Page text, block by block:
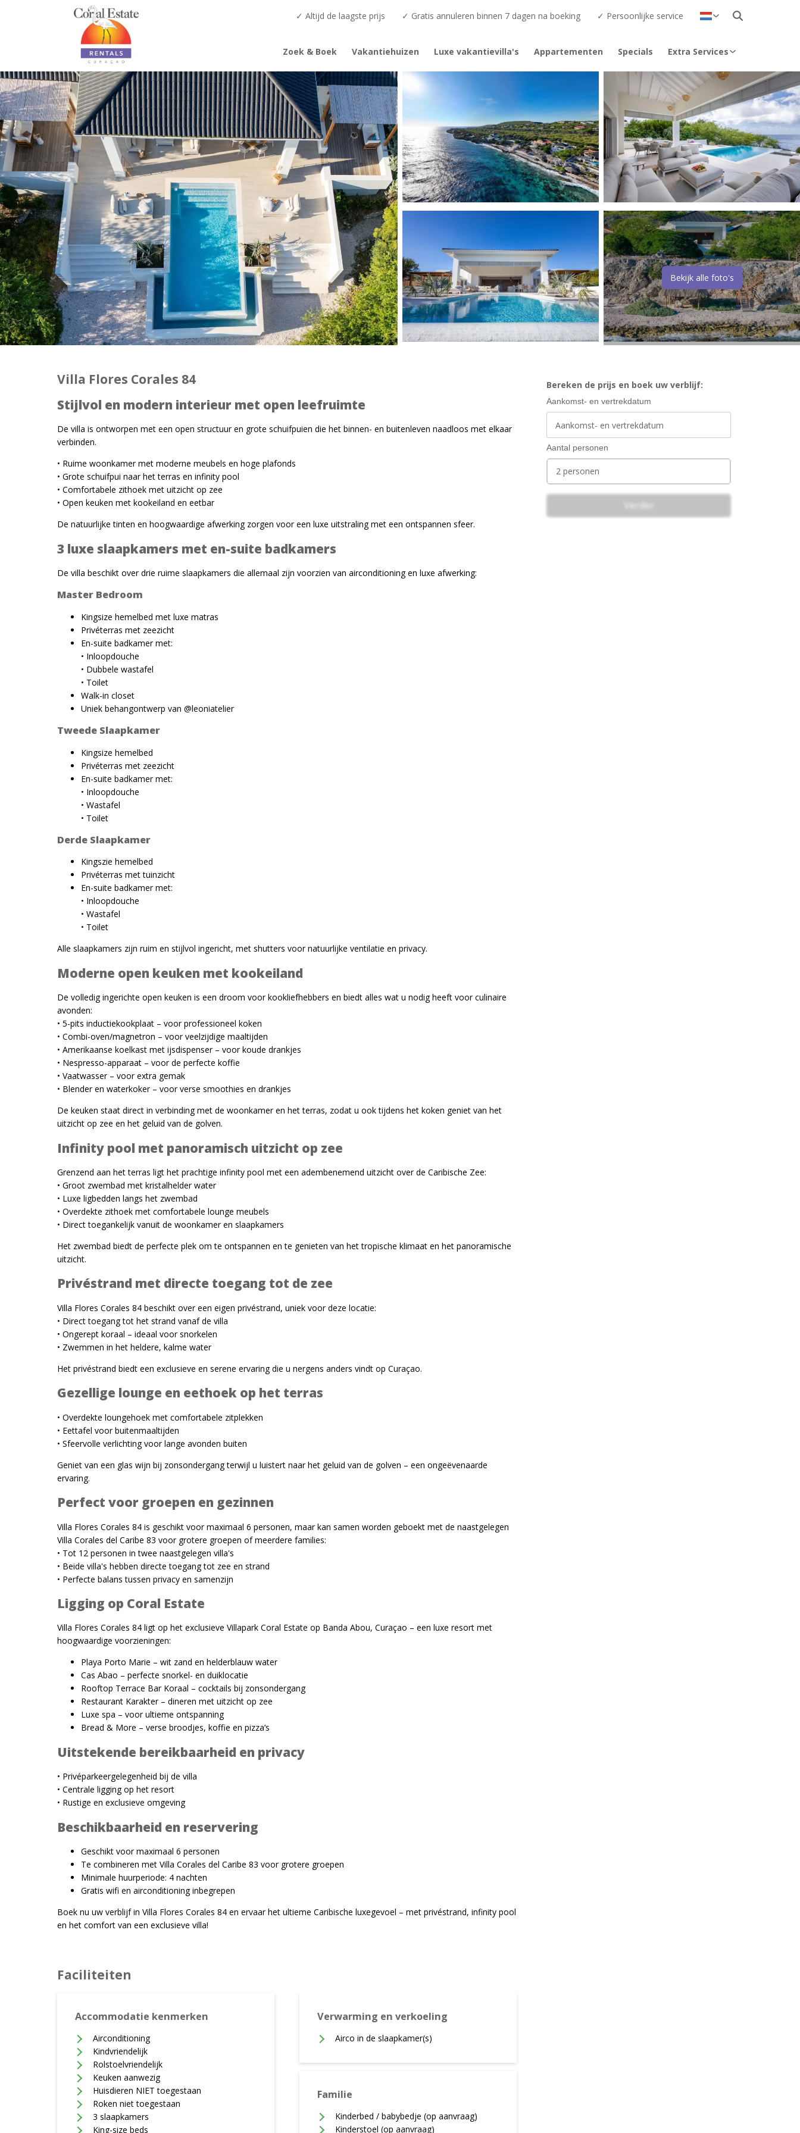
✓ Altijd de laagste prijs ✓ Gratis annuleren binnen 7 dagen na boeking ✓ Persoonlijke service
Deutsch
Zoek & Boek
Vakantiehuizen Luxe vakantievilla's Appartementen Specials Extra Services
Bekijk alle foto's
Villa Flores Corales 84
Stijlvol en modern interieur met open leefruimte
De villa is ontworpen met een open structuur en grote schuifpuien die het binnen- en buitenleven naadloos met elkaar
verbinden.
• Ruime woonkamer met moderne meubels en hoge plafonds
• Grote schuifpui naar het terras en infinity pool
• Comfortabele zithoek met uitzicht op zee
• Open keuken met kookeiland en eetbar
De natuurlijke tinten en hoogwaardige afwerking zorgen voor een luxe uitstraling met een ontspannen sfeer.
3 luxe slaapkamers met en-suite badkamers
De villa beschikt over drie ruime slaapkamers die allemaal zijn voorzien van airconditioning en luxe afwerking:
Master Bedroom
Kingsize hemelbed met luxe matras
Privéterras met zeezicht
En-suite badkamer met:
• Inloopdouche
• Dubbele wastafel
• Toilet
Walk-in closet
Uniek behangontwerp van @leoniatelier
Tweede Slaapkamer
Kingsize hemelbed
Privéterras met zeezicht
En-suite badkamer met:
• Inloopdouche
• Wastafel
• Toilet
Derde Slaapkamer
Kingszie hemelbed
Privéterras met tuinzicht
En-suite badkamer met:
• Inloopdouche
• Wastafel
• Toilet
Alle slaapkamers zijn ruim en stijlvol ingericht, met shutters voor natuurlijke ventilatie en privacy.
Moderne open keuken met kookeiland
De volledig ingerichte open keuken is een droom voor kookliefhebbers en biedt alles wat u nodig heeft voor culinaire
avonden:
• 5-pits inductiekookplaat – voor professioneel koken
• Combi-oven/magnetron – voor veelzijdige maaltijden
• Amerikaanse koelkast met ijsdispenser – voor koude drankjes
• Nespresso-apparaat – voor de perfecte koffie
• Vaatwasser – voor extra gemak
• Blender en waterkoker – voor verse smoothies en drankjes
De keuken staat direct in verbinding met de woonkamer en het terras, zodat u ook tijdens het koken geniet van het
uitzicht op zee en het geluid van de golven.
Infinity pool met panoramisch uitzicht op zee
Grenzend aan het terras ligt het prachtige infinity pool met een adembenemend uitzicht over de Caribische Zee:
• Groot zwembad met kristalhelder water
• Luxe ligbedden langs het zwembad
• Overdekte zithoek met comfortabele lounge meubels
• Direct toegankelijk vanuit de woonkamer en slaapkamers
Het zwembad biedt de perfecte plek om te ontspannen en te genieten van het tropische klimaat en het panoramische
uitzicht.
Privéstrand met directe toegang tot de zee
Villa Flores Corales 84 beschikt over een eigen privéstrand, uniek voor deze locatie:
• Direct toegang tot het strand vanaf de villa
• Ongerept koraal – ideaal voor snorkelen
• Zwemmen in het heldere, kalme water
Het privéstrand biedt een exclusieve en serene ervaring die u nergens anders vindt op Curaçao.
Gezellige lounge en eethoek op het terras
• Overdekte loungehoek met comfortabele zitplekken
• Eettafel voor buitenmaaltijden
• Sfeervolle verlichting voor lange avonden buiten
Geniet van een glas wijn bij zonsondergang terwijl u luistert naar het geluid van de golven – een ongeëvenaarde
ervaring.
Perfect voor groepen en gezinnen
Villa Flores Corales 84 is geschikt voor maximaal 6 personen, maar kan samen worden geboekt met de naastgelegen
Villa Corales del Caribe 83 voor grotere groepen of meerdere families:
• Tot 12 personen in twee naastgelegen villa's
• Beide villa's hebben directe toegang tot zee en strand
• Perfecte balans tussen privacy en samenzijn
Ligging op Coral Estate
Villa Flores Corales 84 ligt op het exclusieve Villapark Coral Estate op Banda Abou, Curaçao – een luxe resort met
hoogwaardige voorzieningen:
Playa Porto Marie – wit zand en helderblauw water
Cas Abao – perfecte snorkel- en duiklocatie
Rooftop Terrace Bar Koraal – cocktails bij zonsondergang
Restaurant Karakter – dineren met uitzicht op zee
Luxe spa – voor ultieme ontspanning
Bread & More – verse broodjes, koffie en pizza’s
Uitstekende bereikbaarheid en privacy
• Privéparkeergelegenheid bij de villa
• Centrale ligging op het resort
• Rustige en exclusieve omgeving
Beschikbaarheid en reservering
Geschikt voor maximaal 6 personen
Te combineren met Villa Corales del Caribe 83 voor grotere groepen
Minimale huurperiode: 4 nachten
Gratis wifi en airconditioning inbegrepen
Boek nu uw verblijf in Villa Flores Corales 84 en ervaar het ultieme Caribische luxegevoel – met privéstrand, infinity pool
en het comfort van een exclusieve villa!
Faciliteiten
Accommodatie kenmerken
Airconditioning
Kindvriendelijk
Rolstoelvriendelijk
Keuken aanwezig
Huisdieren NIET toegestaan
Roken niet toegestaan
3 slaapkamers
King-size beds
Verwarming en verkoeling
Airco in de slaapkamer(s)
Familie
Kinderbed / babybedje (op aanvraag)
Kinderstoel (op aanvraag)
Bereken de prijs en boek uw verblijf:
Aankomst- en vertrekdatum
Aantal personen
2 personen